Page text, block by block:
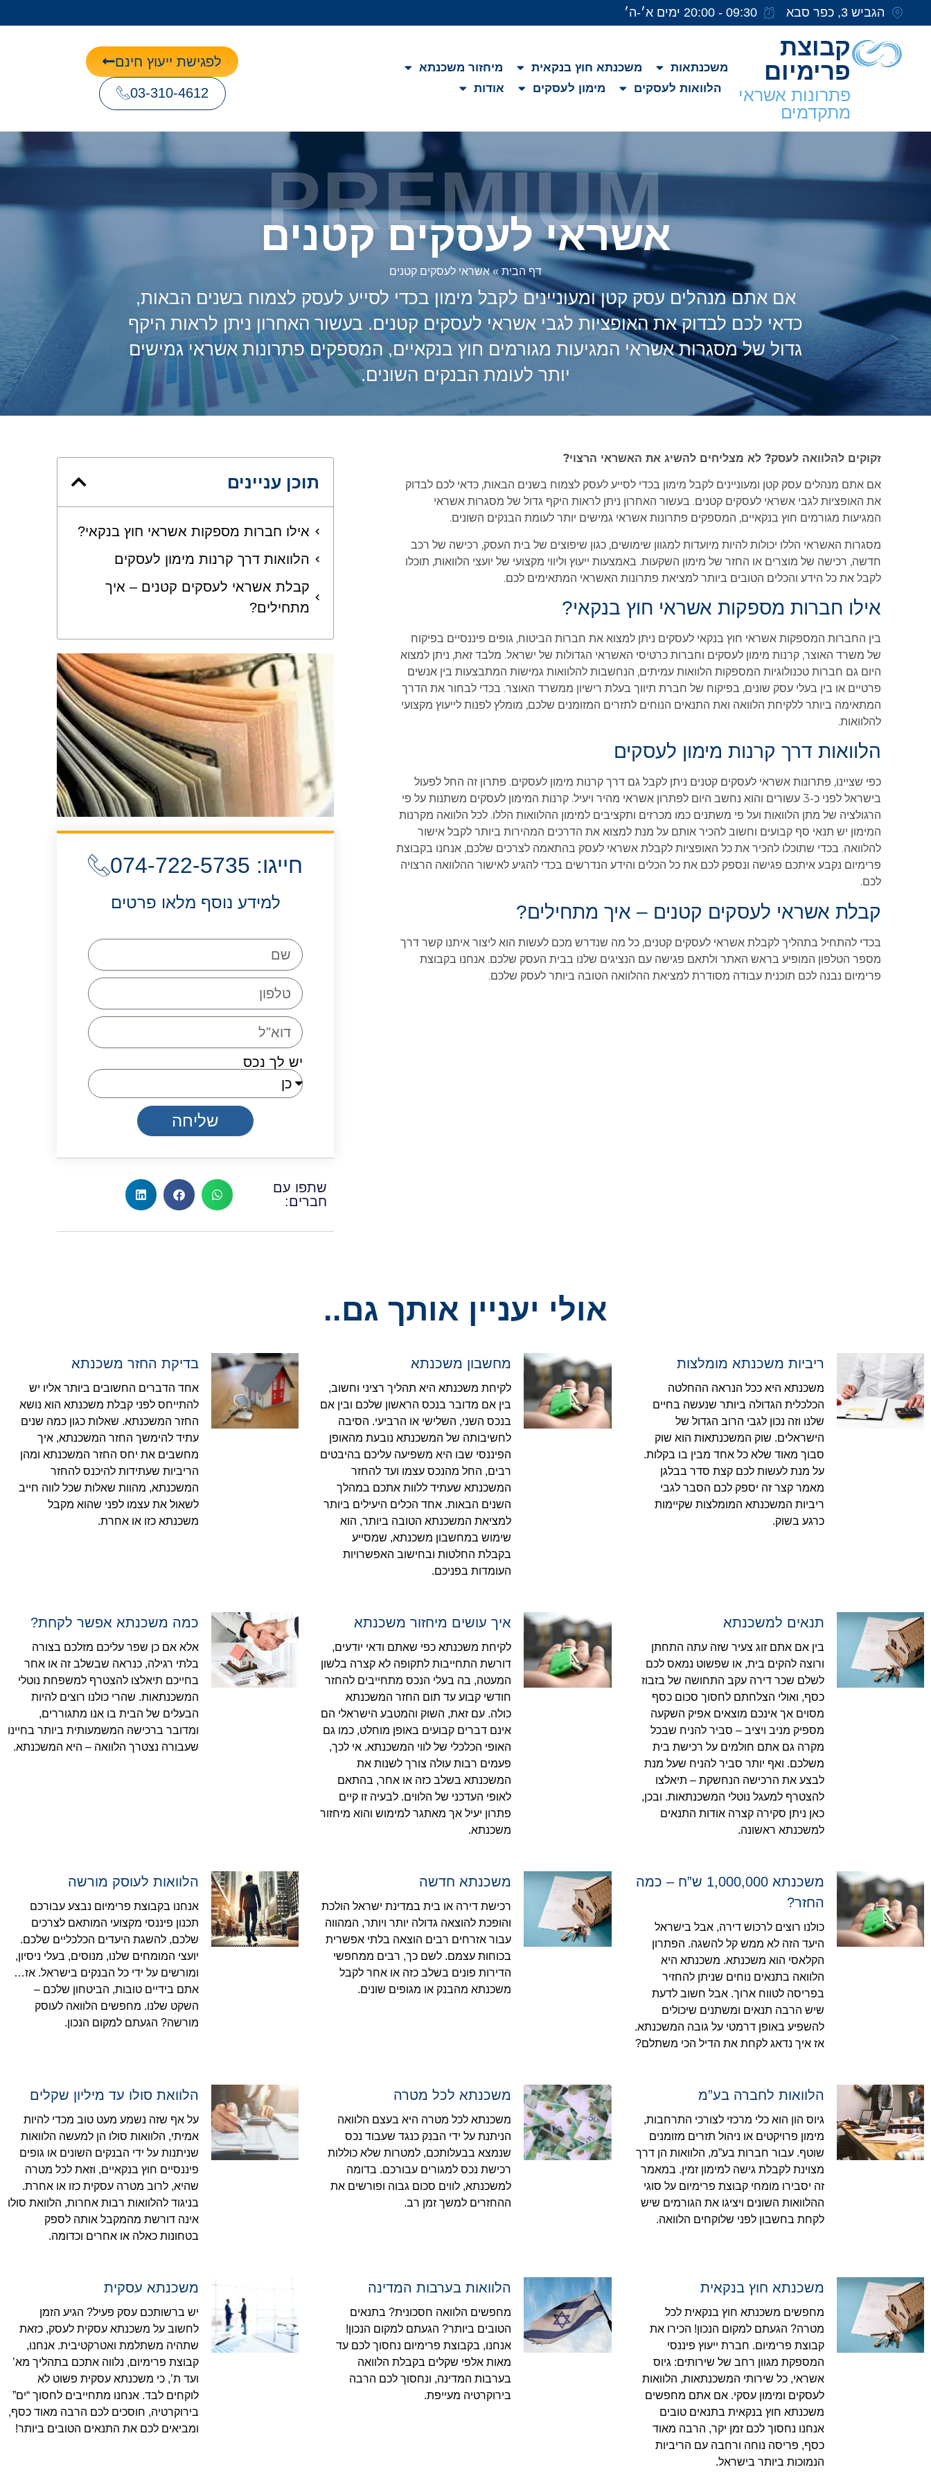
הגביש 3, כפר סבא 09:30 - 20:00 ימים א׳-ה׳
קבוצת
פרימיום
פתרונות אשראי
מתקדמים
משכנתאות משכנתא חוץ בנקאית
מיחזור משכנתא
הלוואות לעסקים
מימון לעסקים אודות
לפגישת ייעוץ חינם
03-310-4612
PREMIUM
אשראי לעסקים קטנים
דף הבית »אשראי לעסקים קטנים
אם אתם מנהלים עסק קטן ומעוניינים לקבל מימון בכדי לסייע לעסק לצמוח בשנים הבאות,
כדאי לכם לבדוק את האופציות לגבי אשראי לעסקים קטנים. בעשור האחרון ניתן לראות היקף
גדול של מסגרות אשראי המגיעות מגורמים חוץ בנקאיים, המספקים פתרונות אשראי גמישים
יותר לעומת הבנקים השונים.
זקוקים להלוואה לעסק? לא מצליחים להשיג את האשראי הרצוי?
אם אתם מנהלים עסק קטן ומעוניינים לקבל מימון בכדי לסייע לעסק לצמוח בשנים הבאות, כדאי לכם לבדוק
את האופציות לגבי אשראי לעסקים קטנים. בעשור האחרון ניתן לראות היקף גדול של מסגרות אשראי
המגיעות מגורמים חוץ בנקאיים, המספקים פתרונות אשראי גמישים יותר לעומת הבנקים השונים.
מסגרות האשראי הללו יכולות להיות מיועדות למגוון שימושים, כגון שיפוצים של בית העסק, רכישה של רכב
חדשה, רכישה של מוצרים או החזר של מימון השקעות. באמצעות ייעוץ וליווי מקצועי של יועצי הלוואות, תוכלו
לקבל את כל הידע והכלים הטובים ביותר למציאת פתרונות האשראי המתאימים לכם.
אילו חברות מספקות אשראי חוץ בנקאי?
בין החברות המספקות אשראי חוץ בנקאי לעסקים ניתן למצוא את חברות הביטוח, גופים פיננסיים בפיקוח
של משרד האוצר, קרנות מימון לעסקים וחברות כרטיסי האשראי הגדולות של ישראל. מלבד זאת, ניתן למצוא
היום גם חברות טכנולוגיות המספקות הלוואות עמיתים, הנחשבות להלוואות גמישות המתבצעות בין אנשים
פרטיים או בין בעלי עסק שונים, בפיקוח של חברת תיווך בעלת רישיון ממשרד האוצר. בכדי לבחור את הדרך
המתאימה ביותר ללקיחת הלוואה ואת התנאים הנוחים לתזרים המזומנים שלכם, מומלץ לפנות לייעוץ מקצועי
להלוואות.
הלוואות דרך קרנות מימון לעסקים
כפי שציינו, פתרונות אשראי לעסקים קטנים ניתן לקבל גם דרך קרנות מימון לעסקים. פתרון זה החל לפעול
בישראל לפני כ-3 עשורים והוא נחשב היום לפתרון אשראי מהיר ויעיל. קרנות המימון לעסקים משתנות על פי
הרגולציה של מתן הלוואות ועל פי משתנים כמו מכרזים ותקציבים למימון ההלוואות הללו. לכל הלוואה מקרנות
המימון יש תנאי סף קבועים וחשוב להכיר אותם על מנת למצוא את הדרכים המהירות ביותר לקבל אישור
להלוואה. בכדי שתוכלו להכיר את כל האופציות לקבלת אשראי לעסק בהתאמה לצרכים שלכם, אנחנו בקבוצת
פרימיום נקבע איתכם פגישה ונספק לכם את כל הכלים והידע הנדרשים בכדי להגיע לאישור ההלוואה הרצויה
לכם.
קבלת אשראי לעסקים קטנים – איך מתחילים?
בכדי להתחיל בתהליך לקבלת אשראי לעסקים קטנים, כל מה שנדרש מכם לעשות הוא ליצור איתנו קשר דרך
מספר הטלפון המופיע בראש האתר ולתאם פגישה עם הנציגים שלנו בבית העסק שלכם. אנחנו בקבוצת
פרימיום נבנה לכם תוכנית עבודה מסודרת למציאת ההלוואה הטובה ביותר לעסק שלכם.
תוכן עניינים
אילו חברות מספקות אשראי חוץ בנקאי?
הלוואות דרך קרנות מימון לעסקים
קבלת אשראי לעסקים קטנים – איך
מתחילים?
חייגו: 074-722-5735
למידע נוסף מלאו פרטים
יש לך נכס
שליחה
שתפו עם
חברים:
אולי יעניין אותך גם..
ריביות משכנתא מומלצות
משכנתא היא ככל הנראה ההחלטה
הכלכלית הגדולה ביותר שנעשה בחיים
שלנו וזה נכון לגבי הרוב הגדול של
הישראלים. שוק המשכנתאות הוא שוק
סבוך מאוד שלא כל אחד מבין בו בקלות.
על מנת לעשות לכם קצת סדר בבלגן
מאמר קצר זה יספק לכם הסבר לגבי
ריביות המשכנתא המומלצות שקיימות
כרגע בשוק.
מחשבון משכנתא
לקיחת משכנתא היא תהליך רציני וחשוב,
בין אם מדובר בנכס הראשון שלכם ובין אם
בנכס השני, השלישי או הרביעי. הסיבה
לחשיבותה של המשכנתא נובעת מהאופן
הפיננסי שבו היא משפיעה עליכם בהיבטים
רבים, החל מהנכס עצמו ועד להחזר
המשכנתא שעתיד ללוות אתכם במהלך
השנים הבאות. אחד הכלים היעילים ביותר
למציאת המשכנתא הטובה ביותר, הוא
שימוש במחשבון משכנתא, שמסייע
בקבלת החלטות ובחישוב האפשרויות
העומדות בפניכם.
בדיקת החזר משכנתא
אחד הדברים החשובים ביותר אליו יש
להתייחס לפני קבלת משכנתא הוא נושא
החזר המשכנתא. שאלות כגון כמה שנים
עתיד להימשך החזר המשכנתא, איך
מחשבים את יחס החזר המשכנתא ומהן
הריביות שעתידות להיכנס להחזר
המשכנתא, מהוות שאלות שכל לווה חייב
לשאול את עצמו לפני שהוא מקבל
משכנתא כזו או אחרת.
תנאים למשכנתא
בין אם אתם זוג צעיר שזה עתה התחתן
ורוצה להקים בית, או שפשוט נמאס לכם
לשלם שכר דירה עקב התחושה של בזבוז
כסף, ואולי הצלחתם לחסוך סכום כסף
מסוים אך אינכם מוצאים אפיק השקעה
מספיק מניב ויציב – סביר להניח שבכל
מקרה גם אתם חולמים על רכישת בית
משלכם. ואף יותר סביר להניח שעל מנת
לבצע את הרכישה הנחשקת – תיאלצו
להצטרף למעגל נוטלי המשכנתאות. ובכן,
כאן ניתן סקירה קצרה אודות התנאים
למשכנתא ראשונה.
איך עושים מיחזור משכנתא
לקיחת משכנתא כפי שאתם ודאי יודעים,
דורשת התחייבות לתקופה לא קצרה בלשון
המעטה, בה בעלי הנכס מתחייבים להחזר
חודשי קבוע עד תום החזר המשכנתא
כולה. עם זאת, השוק והמטבע הישראלי הם
אינם דברים קבועים באופן מוחלט, כמו גם
האופי הכלכלי של לווי המשכנתא. אי לכך,
פעמים רבות עולה צורך לשנות את
המשכנתא בשלב כזה או אחר, בהתאם
לאופי העדכני של הלווים. לבעיה זו קיים
פתרון יעיל אך מאתגר למימוש והוא מיחזור
משכנתא.
כמה משכנתא אפשר לקחת?
אלא אם כן שפר עליכם מזלכם בצורה
בלתי רגילה, כנראה שבשלב זה או אחר
בחייכם תיאלצו להצטרף למשפחת נוטלי
המשכנתאות. שהרי כולנו רוצים להיות
הבעלים של הבית בו אנו מתגוררים,
ומדובר ברכישה המשמעותית ביותר בחיינו
שעבורה נצטרך הלוואה – היא המשכנתא.
משכנתא 1,000,000 ש”ח – כמה
החזר?
כולנו רוצים לרכוש דירה, אבל בישראל
היעד הזה לא ממש קל להשגה. הפתרון
הקלאסי הוא משכנתא. משכנתא היא
הלוואה בתנאים נוחים שניתן להחזיר
בפריסה לטווח ארוך. אבל חשוב לדעת
שיש הרבה תנאים ומשתנים שיכולים
להשפיע באופן דרמטי על גובה המשכנתא.
אז איך נדאג לקחת את הדיל הכי משתלם?
משכנתא חדשה
רכישת דירה או בית במדינת ישראל הולכת
והופכת להוצאה גדולה יותר ויותר, המהווה
עבור אזרחים רבים הוצאה בלתי אפשרית
בכוחות עצמם. לשם כך, רבים ממחפשי
הדירות פונים בשלב כזה או אחר לקבל
משכנתא מהבנק או מגופים שונים.
הלוואות לעוסק מורשה
אנחנו בקבוצת פרימיום נבצע עבורכם
תכנון פיננסי מקצועי המותאם לצרכים
שלכם, להשגת היעדים הכלכליים שלכם.
יועצי המומחים שלנו, מנוסים, בעלי ניסיון,
ומורשים על ידי כל הבנקים בישראל. אז…
אתם בידיים טובות, הביטחון שלכם –
השקט שלנו. מחפשים הלוואה לעוסק
מורשה? הגעתם למקום הנכון.
הלוואות לחברה בע”מ
גיוס הון הוא כלי מרכזי לצורכי התרחבות,
מימון פרויקטים או ניהול תזרים מזומנים
שוטף. עבור חברות בע”מ, הלוואות הן דרך
מצוינת לקבלת גישה למימון זמין. במאמר
זה יסבירו מומחי קבוצת פרימיום על סוגי
ההלוואות השונים ויציגו את הגורמים שיש
לקחת בחשבון לפני שלוקחים הלוואה.
משכנתא לכל מטרה
משכנתא לכל מטרה היא בעצם הלוואה
הניתנת על ידי הבנק כנגד שעבוד נכס
שנמצא בבעלותכם, למטרות שלא כוללות
רכישת נכס למגורים עבורכם. בדומה
למשכנתא, לווים סכום גבוה ופורשים את
ההחזרים למשך זמן רב.
הלוואת סולו עד מיליון שקלים
על אף שזה נשמע מעט טוב מכדי להיות
אמיתי, הלוואות סולו הן למעשה הלוואות
שניתנות על ידי הבנקים השונים או גופים
פיננסיים חוץ בנקאיים, וזאת לכל מטרה
שהיא, לרוב מטרה עסקית כזו או אחרת.
בניגוד להלוואות רבות אחרות, הלוואת סולו
אינה דורשת מהמקבל אותה לספק
בטחונות כאלה או אחרים וכדומה.
משכנתא חוץ בנקאית
מחפשים משכנתא חוץ בנקאית לכל
מטרה? הגעתם למקום הנכון! הכירו את
קבוצת פרימיום. חברת ייעוץ פיננסי
המספקת מגוון רחב של שירותים: גיוס
אשראי, כל שירותי המשכנתאות, הלוואות
לעסקים ומימון עסקי. אם אתם מחפשים
משכנתא חוץ בנקאית בתנאים טובים
אנחנו נחסוך לכם זמן יקר, הרבה מאוד
כסף, פריסה נוחה ורחבה עם הריביות
הנמוכות ביותר בישראל.
הלוואות בערבות המדינה
מחפשים הלוואה חסכונית? בתנאים
הטובים ביותר? הגעתם למקום הנכון!
אנחנו, בקבוצת פרימיום נחסוך לכם עד
מאות אלפי שקלים בקבלת הלוואה
בערבות המדינה, ונחסוך לכם הרבה
בירוקרטיה מעייפת.
משכנתא עסקית
יש ברשותכם עסק פעיל? הגיע הזמן
לחשוב על משכנתא עסקית לעסק, כזאת
שתהיה משתלמת ואטרקטיבית. אנחנו,
קבוצת פרימיום, נלווה אתכם בתהליך מא’
ועד ת’, כי משכנתא עסקית פשוט לא
לוקחים לבד. אנחנו מתחייבים לחסוך “ים”
בירוקרטיה, חוסכים לכם הרבה מאוד כסף,
ומביאים לכם את התנאים הטובים ביותר!